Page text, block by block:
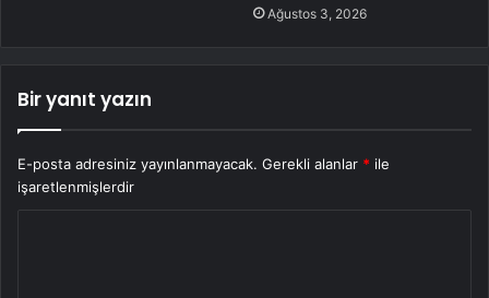
Ağustos 3, 2026
Bir yanıt yazın
E-posta adresiniz yayınlanmayacak. Gerekli alanlar * ile
işaretlenmişlerdir